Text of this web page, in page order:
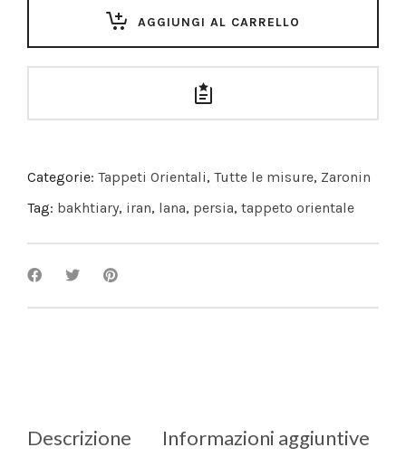
AGGIUNGI AL CARRELLO
Categorie: Tappeti Orientali, Tutte le misure, Zaronin
Tag: bakhtiary, iran, lana, persia, tappeto orientale
Descrizione Informazioni aggiuntive